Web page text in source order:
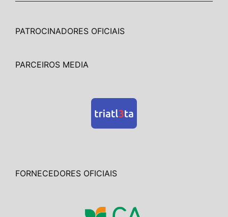
PATROCINADORES OFICIAIS
PARCEIROS MEDIA
FORNECEDORES OFICIAIS